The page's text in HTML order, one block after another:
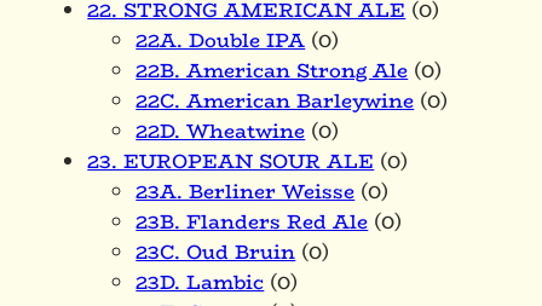
22. STRONG AMERICAN ALE(0)
22A. Double IPA(0)
22B. American Strong Ale(0)
22C. American Barleywine(0)
22D. Wheatwine(0)
23. EUROPEAN SOUR ALE(0)
23A. Berliner Weisse(0)
23B. Flanders Red Ale(0)
23C. Oud Bruin(0)
23D. Lambic(0)